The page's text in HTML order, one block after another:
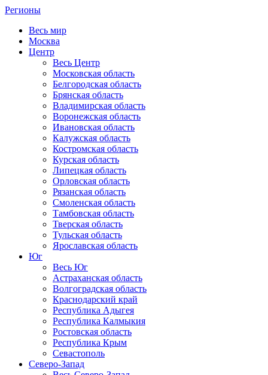
Регионы
Весь мир
Москва
Центр
Весь Центр
Московская область
Белгородская область
Брянская область
Владимирская область
Воронежская область
Ивановская область
Калужская область
Костромская область
Курская область
Липецкая область
Орловская область
Рязанская область
Смоленская область
Тамбовская область
Тверская область
Тульская область
Ярославская область
Юг
Весь Юг
Астраханская область
Волгоградская область
Краснодарский край
Республика Адыгея
Республика Калмыкия
Ростовская область
Республика Крым
Севастополь
Северо-Запад